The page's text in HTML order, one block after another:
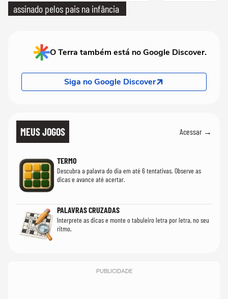
assinado pelos pais na infância
O Terra também está no Google Discover.
Siga no Google Discover
MEUS JOGOS Acessar →
TERMO
Descubra a palavra do dia em até 6 tentativas. Observe as
dicas e avance até acertar.
PALAVRAS CRUZADAS
Interprete as dicas e monte o tabuleiro letra por letra, no seu
ritmo.
PUBLICIDADE